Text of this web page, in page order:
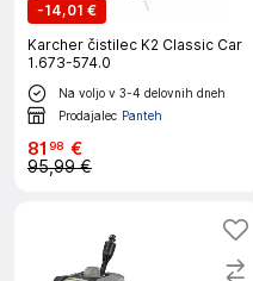
-14,01 €
Karcher čistilec K2 Classic Car
1.673-574.0
Na voljo v 3-4 delovnih dneh
Prodajalec Panteh
81 98 €
95,99 €